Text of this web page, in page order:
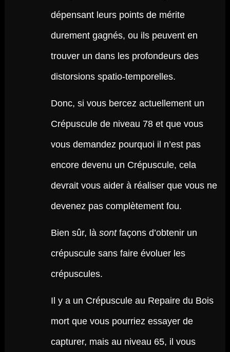
dépensant leurs points de mérite
durement gagnés, ou ils peuvent en
trouver un dans les profondeurs des
distorsions spatio-temporelles.
Donc, si vous bercez actuellement un
Crépuscule de niveau 78 et que vous
vous demandez pourquoi il n’est pas
encore devenu un Crépuscule, cela
devrait vous aider à réaliser que vous ne
devenez pas complètement fou.
Bien sûr, là sontfaçons d’obtenir un
crépuscule sans faire évoluer les
crépuscules.
Il y a un Crépuscule au Repaire du Bois
mort que vous pourriez essayer de
capturer, mais au niveau 65, il vous